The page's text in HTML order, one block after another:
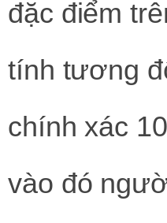
đặc điểm
tính tương
chính xác
vào đó